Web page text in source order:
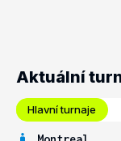
Aktuální
Hlavní turnaje